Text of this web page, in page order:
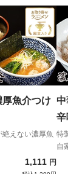
魚介つけ
えない濃厚魚
1,111 円
中
辛
特
自